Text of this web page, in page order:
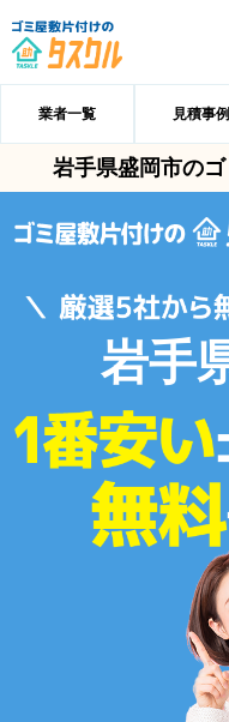
業者一覧 見積事例
岩手県盛岡市の
岩手